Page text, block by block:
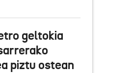
geltokia
piztu ostean